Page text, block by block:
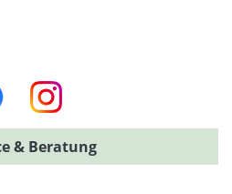
& Beratung